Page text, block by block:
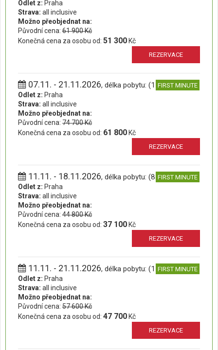
Odlet z: Praha
Strava: all inclusive
Možno přeobjednat na:
Původní cena: 61 900 Kč
Konečná cena za osobu od: 51 300 Kč
REZERVACE
07.11. - 21.11.2026, délka pobytu: (15 dní)FIRST MINUTE
Odlet z: Praha
Strava: all inclusive
Možno přeobjednat na:
Původní cena: 74 700 Kč
Konečná cena za osobu od: 61 800 Kč
REZERVACE
11.11. - 18.11.2026, délka pobytu: (8 dní)FIRST MINUTE
Odlet z: Praha
Strava: all inclusive
Možno přeobjednat na:
Původní cena: 44 800 Kč
Konečná cena za osobu od: 37 100 Kč
REZERVACE
11.11. - 21.11.2026, délka pobytu: (11 dní)FIRST MINUTE
Odlet z: Praha
Strava: all inclusive
Možno přeobjednat na:
Původní cena: 57 600 Kč
Konečná cena za osobu od: 47 700 Kč
REZERVACE